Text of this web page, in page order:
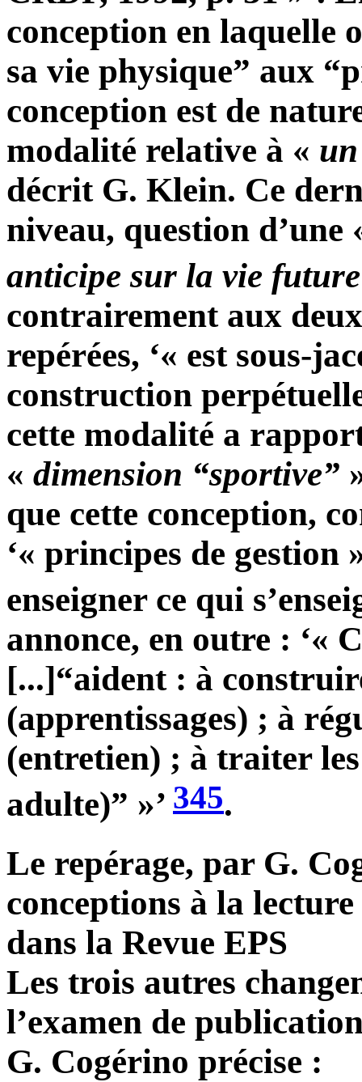
conception en laquelle
sa vie physique” aux
conception est de
modalité relative à «
décrit G. Klein. Ce
niveau, question d’une
anticipe sur la vie future
contrairement aux
repérées, ‘« est sous-
construction
cette modalité a
« dimension “sportive”
que cette conception,
‘« principes de
enseigner ce qui
annonce, en outre : ‘«
[...]“aident : à
(apprentissages) ; à
(entretien) ; à traiter
adulte)” »’ 345.
Le repérage, par G.
conceptions à la
dans la Revue EPS
Les trois autres
l’examen de
G. Cogérino précise :